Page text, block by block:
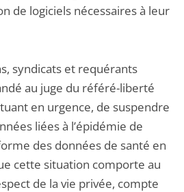
de logiciels nécessaires à leur
syndicats et requérants
au juge du référé-liberté
en urgence, de suspendre
liées à l’épidémie de
des données de santé en
cette situation comporte au
de la vie privée, compte